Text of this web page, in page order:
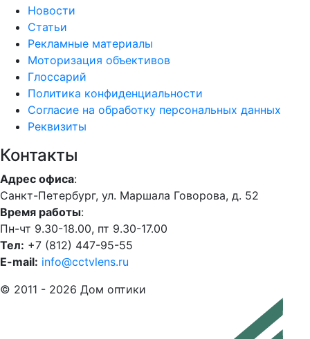
Новости
Статьи
Рекламные материалы
Моторизация объективов
Глоссарий
Политика конфиденциальности
Согласие на обработку персональных данных
Реквизиты
Контакты
Адрес офиса:
Санкт-Петербург, ул. Маршала Говорова, д. 52
Время работы:
Пн-чт 9.30-18.00, пт 9.30-17.00
Тел: +7 (812) 447-95-55
E-mail: info@cctvlens.ru
© 2011 - 2026 Дом оптики